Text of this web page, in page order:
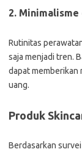
2.
Rutinitas
saja menjadi tren.
dapat memberikan
uang.
Produk
Berdasarkan